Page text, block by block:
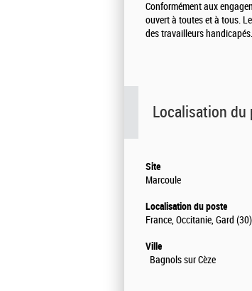
Conformément aux
ouvert à toutes et à tous.
des travailleurs handicapés.
Localisation du
Site
Marcoule
Localisation du poste
France, Occitanie, Gard (30)
Ville
Bagnols sur Cèze